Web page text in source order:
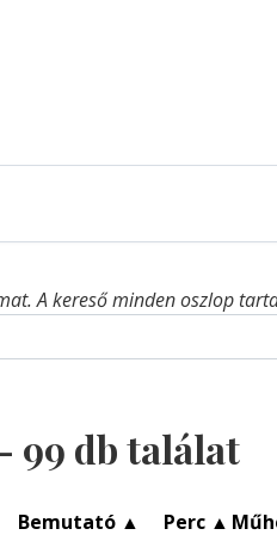
A kereső minden oszlop
99 db találat
Bemutató ▲ Perc ▲